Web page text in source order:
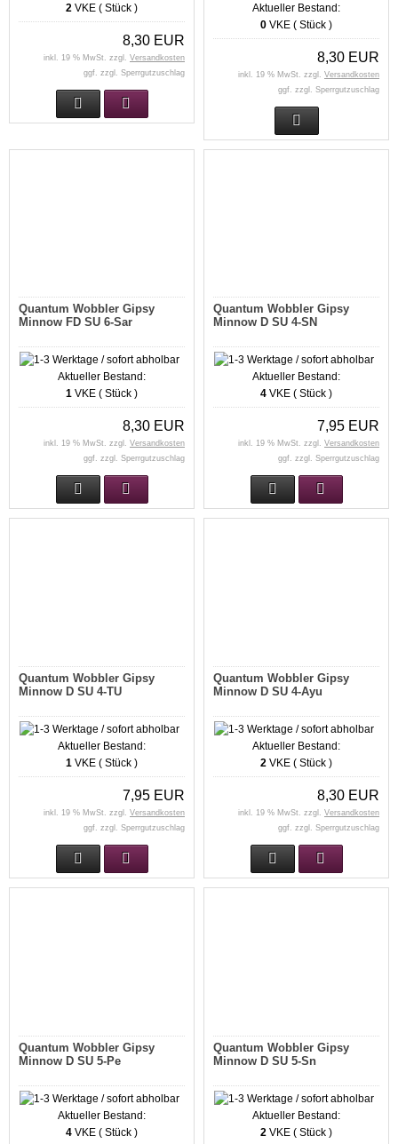
2 VKE ( Stück )
8,30 EUR
inkl. 19 % MwSt. zzgl. Versandkosten
ggf. zzgl. Sperrgutzuschlag
Aktueller Bestand:
0 VKE ( Stück )
8,30 EUR
inkl. 19 % MwSt. zzgl. Versandkosten
ggf. zzgl. Sperrgutzuschlag
Quantum Wobbler Gipsy
Minnow FD SU 6-Sar
Aktueller Bestand:
1 VKE ( Stück )
8,30 EUR
inkl. 19 % MwSt. zzgl. Versandkosten
ggf. zzgl. Sperrgutzuschlag
Quantum Wobbler Gipsy
Minnow D SU 4-SN
Aktueller Bestand:
4 VKE ( Stück )
7,95 EUR
inkl. 19 % MwSt. zzgl. Versandkosten
ggf. zzgl. Sperrgutzuschlag
Quantum Wobbler Gipsy
Minnow D SU 4-TU
Aktueller Bestand:
1 VKE ( Stück )
7,95 EUR
inkl. 19 % MwSt. zzgl. Versandkosten
ggf. zzgl. Sperrgutzuschlag
Quantum Wobbler Gipsy
Minnow D SU 4-Ayu
Aktueller Bestand:
2 VKE ( Stück )
8,30 EUR
inkl. 19 % MwSt. zzgl. Versandkosten
ggf. zzgl. Sperrgutzuschlag
Quantum Wobbler Gipsy
Minnow D SU 5-Pe
Aktueller Bestand:
4 VKE ( Stück )
Quantum Wobbler Gipsy
Minnow D SU 5-Sn
Aktueller Bestand:
2 VKE ( Stück )